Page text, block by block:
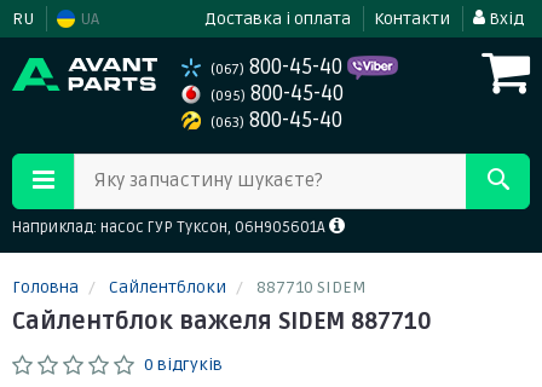
RU UA Доставка і оплата Контакти Вхід
(067) 800-45-40
(095) 800-45-40
(063) 800-45-40
Яку запчастину шукаєте?
Наприклад: насос ГУР Туксон, 06H905601A
Головна Сайлентблоки 887710 SIDEM
Сайлентблок важеля SIDEM 887710
0 відгуків